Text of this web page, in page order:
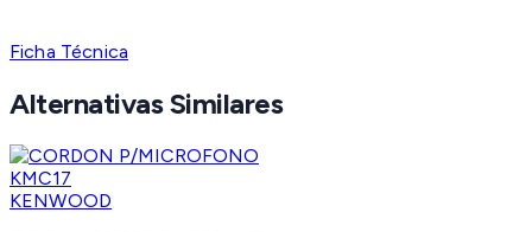
Ficha Técnica
Alternativas Similares
KENWOOD